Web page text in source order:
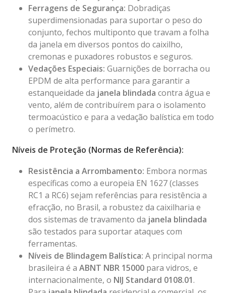
Ferragens de Segurança: Dobradiças
superdimensionadas para suportar o peso do
conjunto, fechos multiponto que travam a folha
da janela em diversos pontos do caixilho,
cremonas e puxadores robustos e seguros.
Vedações Especiais: Guarnições de borracha ou
EPDM de alta performance para garantir a
estanqueidade da janela blindada contra água e
vento, além de contribuírem para o isolamento
termoacústico e para a vedação balística em todo
o perímetro.
Níveis de Proteção (Normas de Referência):
Resistência a Arrombamento: Embora normas
específicas como a europeia EN 1627 (classes
RC1 a RC6) sejam referências para resistência a
efracção, no Brasil, a robustez da caixilharia e
dos sistemas de travamento da janela blindada
são testados para suportar ataques com
ferramentas.
Níveis de Blindagem Balística: A principal norma
brasileira é a ABNT NBR 15000 para vidros, e
internacionalmente, o NIJ Standard 0108.01.